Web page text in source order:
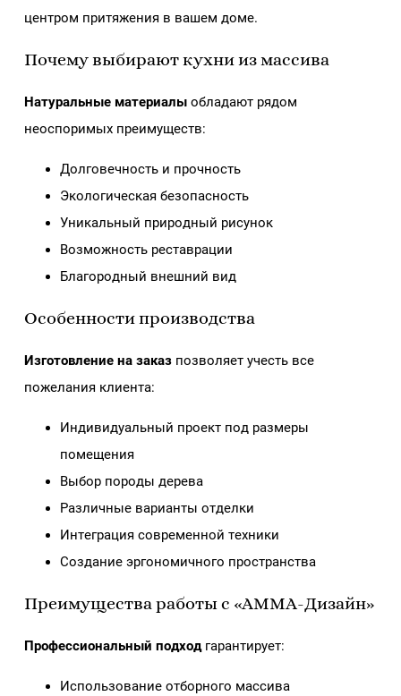
центром притяжения в вашем доме.
Почему выбирают кухни из массива
Натуральные материалыобладают рядом
неоспоримых преимуществ:
Долговечность и прочность
Экологическая безопасность
Уникальный природный рисунок
Возможность реставрации
Благородный внешний вид
Особенности производства
Изготовление на заказпозволяет учесть все
пожелания клиента:
Индивидуальный проект под размеры
помещения
Выбор породы дерева
Различные варианты отделки
Интеграция современной техники
Создание эргономичного пространства
Преимущества работы с «АММА-Дизайн»
Профессиональный подходгарантирует:
Использование отборного массива